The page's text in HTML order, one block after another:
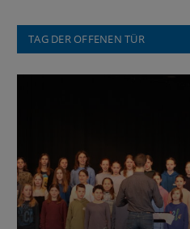
TAG DER OFFENEN TÜR